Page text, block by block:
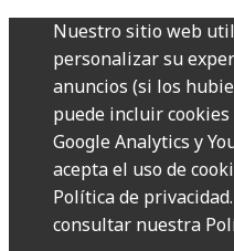
Nuestro sitio web
personalizar su
anuncios (si los
puede incluir cookies
Google Analytics y
acepta el uso de
Política de
consultar nuestra